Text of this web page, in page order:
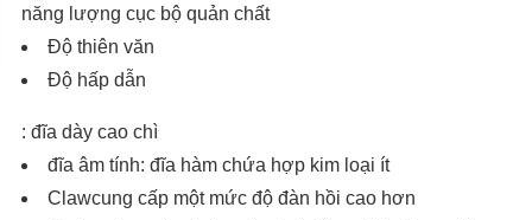
năng lượng cục bộ quản chất
Độ thiên văn
Độ hấp dẫn
: đĩa dày cao chì
đĩa âm tính: đĩa hàm chứa hợp kim loại ít
Clawcung cấp một mức độ đàn hồi cao hơn